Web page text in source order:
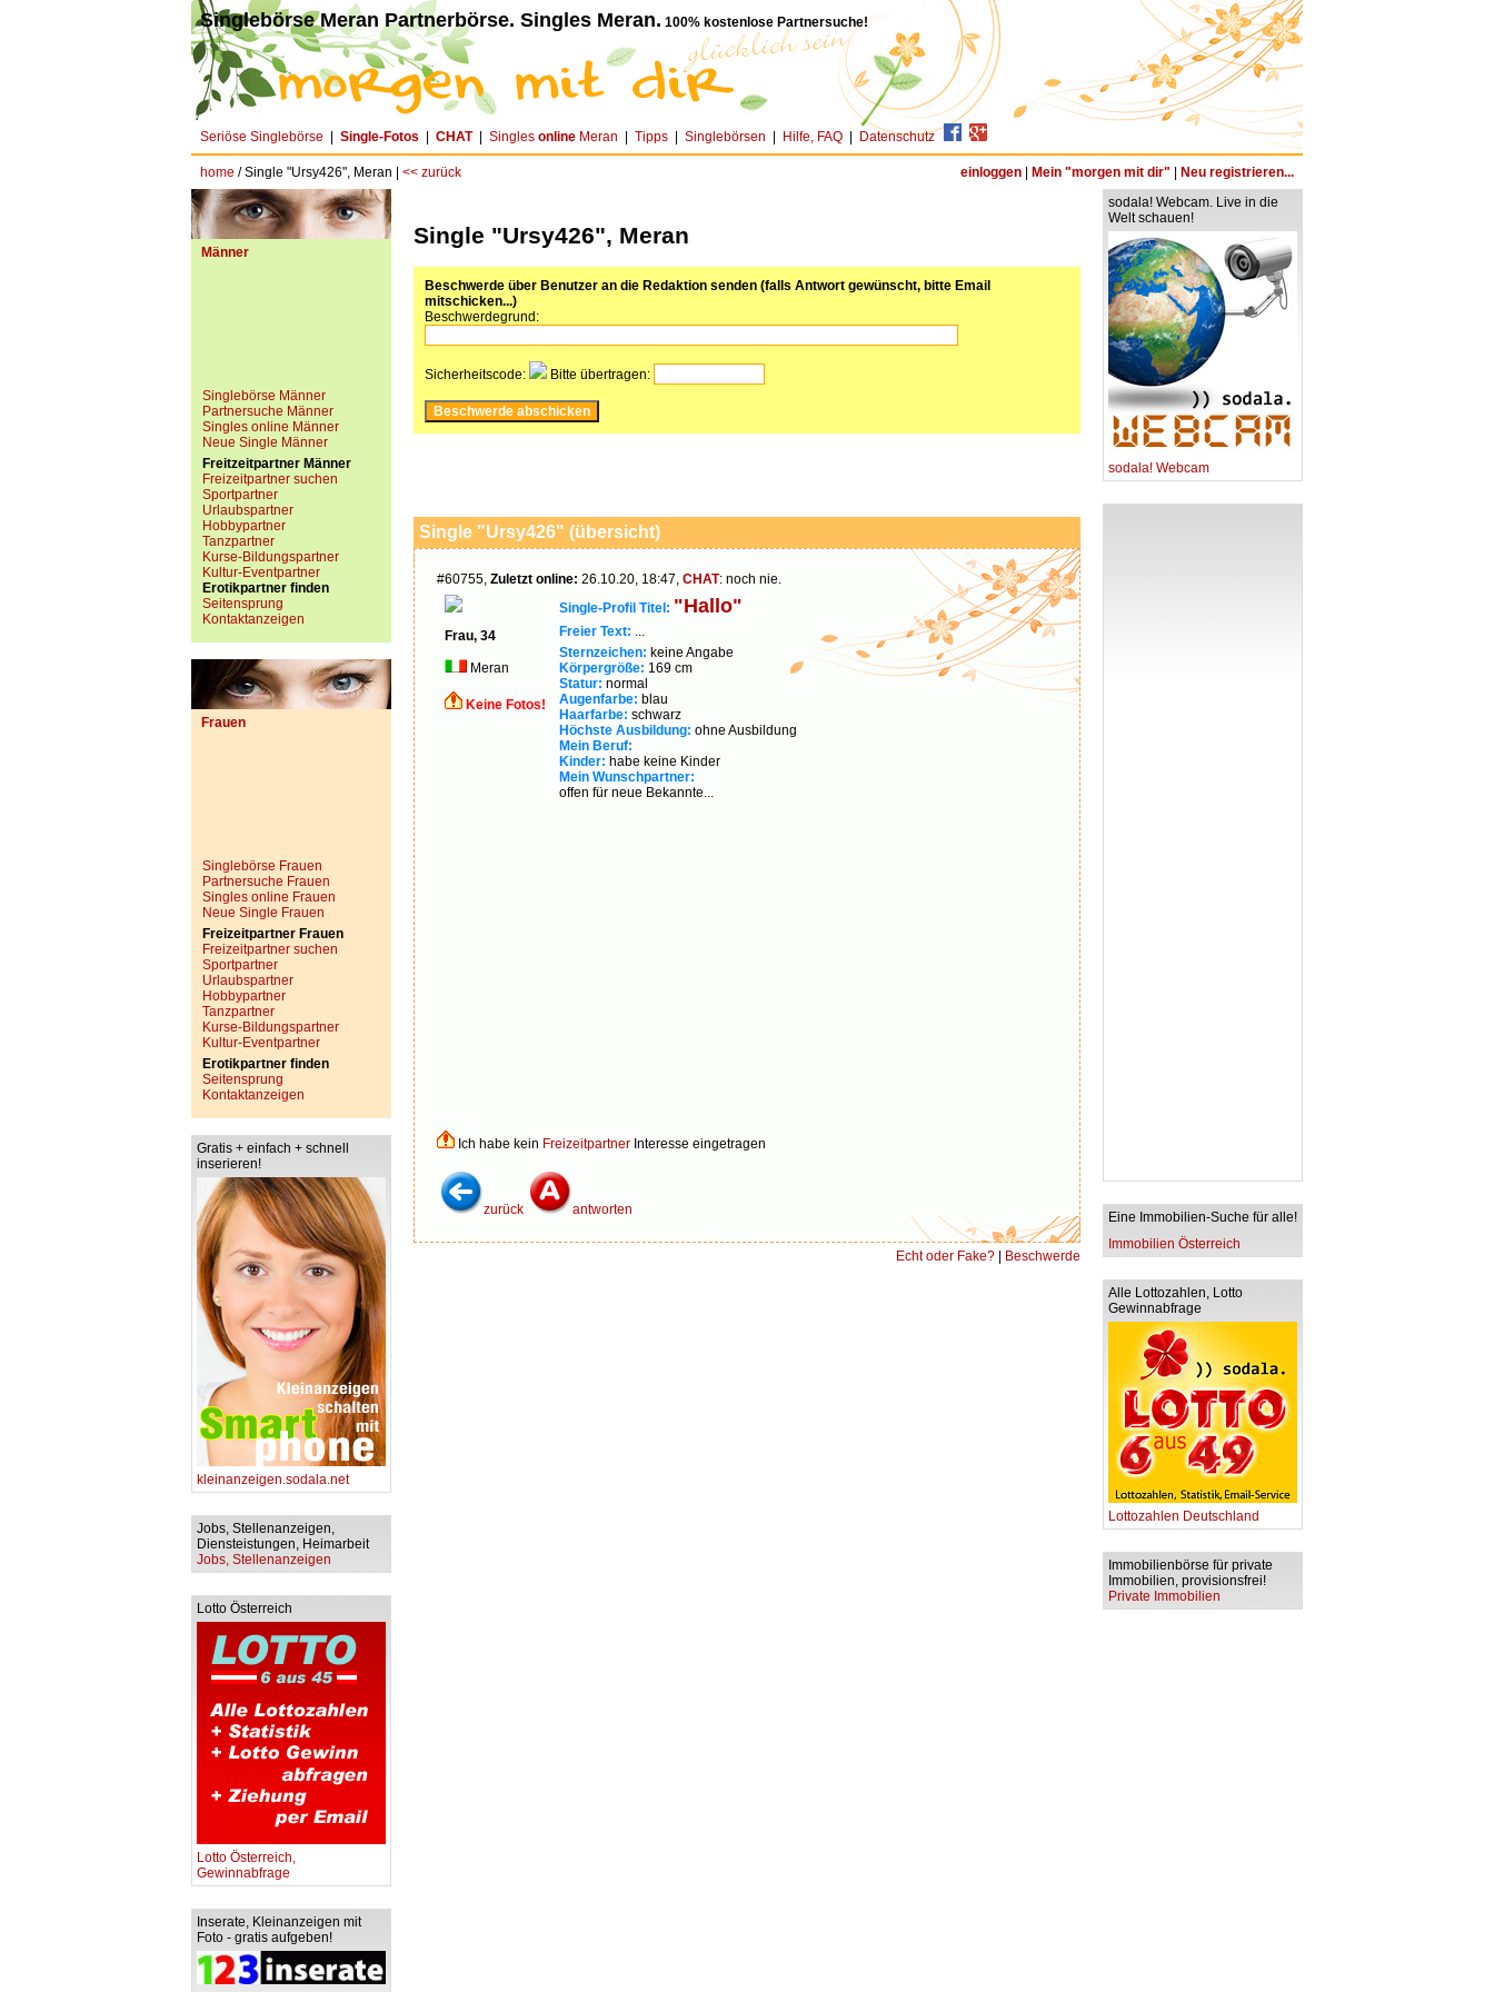
Singlebörse Meran Partnerbörse. Singles Meran. 100% kostenlose Partnersuche!
Seriöse Singlebörse Single-Fotos CHAT| Singles online Meran Tipps Singlebörsen Hilfe, FAQ Datenschutz
home / Single "Ursy426", Meran | << zurück einloggen Mein "morgen mit dir" Neu registrieren...
Männer
Singlebörse Männer
Partnersuche Männer
Singles online Männer
Neue Single Männer
Freitzeitpartner Männer
Freizeitpartner suchen
Sportpartner
Urlaubspartner
Hobbypartner
Tanzpartner
Kurse-Bildungspartner
Kultur-Eventpartner
Erotikpartner finden
Seitensprung
Kontaktanzeigen
Frauen
Singlebörse Frauen
Partnersuche Frauen
Singles online Frauen
Neue Single Frauen
Freizeitpartner Frauen
Freizeitpartner suchen
Sportpartner
Urlaubspartner
Hobbypartner
Tanzpartner
Kurse-Bildungspartner
Kultur-Eventpartner
Erotikpartner finden
Seitensprung
Kontaktanzeigen
Gratis + einfach + schnell
inserieren!
kleinanzeigen.sodala.net
Jobs, Stellenanzeigen,
Diensteistungen, Heimarbeit
Jobs, Stellenanzeigen
Lotto Österreich
Lotto Österreich,
Gewinnabfrage
Inserate, Kleinanzeigen mit
Foto - gratis aufgeben!
Single "Ursy426", Meran
Beschwerde über Benutzer an die Redaktion senden (falls Antwort gewünscht, bitte Email
mitschicken...)
Beschwerdegrund:
Sicherheitscode: Bitte übertragen:
Single "Ursy426" (übersicht)
#60755, Zuletzt online: 26.10.20, 18:47, CHAT: noch nie.
Frau, 34
Meran
Keine Fotos!
Single-Profil Titel: "Hallo"
Freier Text: ...
Sternzeichen: keine Angabe
Körpergröße: 169 cm
Statur: normal
Augenfarbe: blau
Haarfarbe: schwarz
Höchste Ausbildung: ohne Ausbildung
Mein Beruf:
Kinder: habe keine Kinder
Mein Wunschpartner:
offen für neue Bekannte...
Ich habe kein Freizeitpartner Interesse eingetragen
zurück antworten
Echt oder Fake? Beschwerde
sodala! Webcam. Live in die
Welt schauen!
sodala! Webcam
Eine Immobilien-Suche für alle!
Immobilien Österreich
Alle Lottozahlen, Lotto
Gewinnabfrage
Lottozahlen Deutschland
Immobilienbörse für private
Immobilien, provisionsfrei!
Private Immobilien